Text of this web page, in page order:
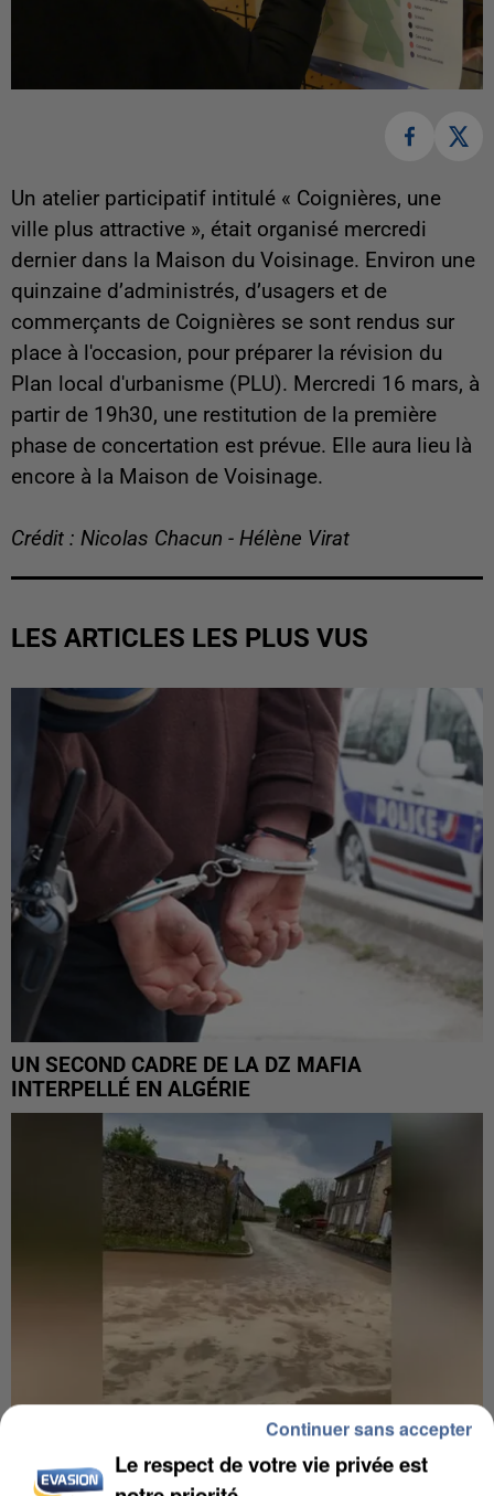
Un atelier participatif intitulé « Coignières, une
ville plus attractive », était organisé mercredi
dernier dans la Maison du Voisinage. Environ une
quinzaine d’administrés, d’usagers et de
commerçants de Coignières se sont rendus sur
place à l'occasion, pour préparer la révision du
Plan local d'urbanisme (PLU). Mercredi 16 mars, à
partir de 19h30, une restitution de la première
phase de concertation est prévue. Elle aura lieu là
encore à la Maison de Voisinage.
Crédit : Nicolas Chacun - Hélène Virat
LES ARTICLES LES PLUS VUS
UN SECOND CADRE DE LA DZ MAFIA
INTERPELLÉ EN ALGÉRIE
UNE TOURISTE DE L’OISE EMPORTÉE PAR UNE
Le respect de votre vie privée est
Continuer sans accepter